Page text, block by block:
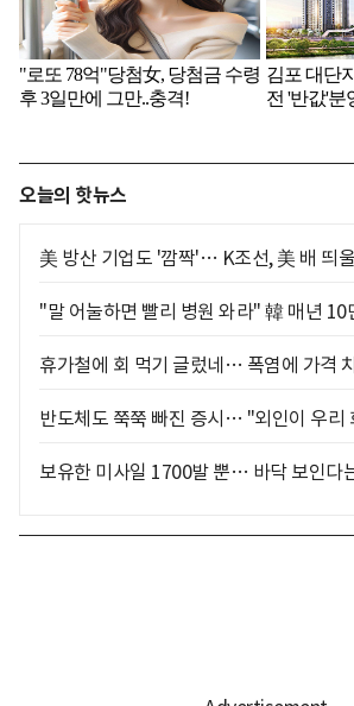
오늘의 핫뉴스
美 방산 기업도 '깜짝'… K조선, 美 배 띄
"말 어눌하면 빨리 병원 와라" 韓 매년 10
휴가철에 회 먹기 글렀네… 폭염에 가격
반도체도 쭉쭉 빠진 증시… "외인이 우리
보유한 미사일 1700발 뿐… 바닥 보인다